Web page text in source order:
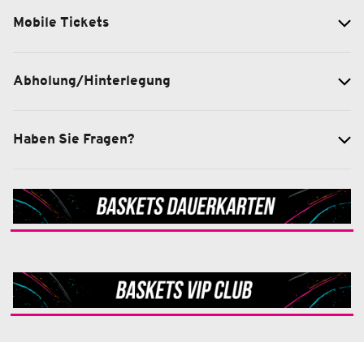
Mobile Tickets
Abholung/Hinterlegung
Haben Sie Fragen?